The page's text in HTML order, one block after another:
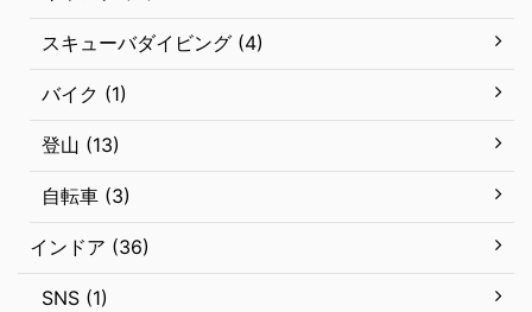
スキューバダイビング (4)
バイク (1)
登山 (13)
自転車 (3)
インドア (36)
SNS (1)